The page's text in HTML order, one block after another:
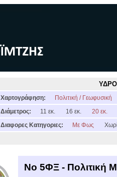
Χαρτογράφηση: Πολιτική / Γεωφυσική
Διάμετρος:
11 εκ. 16 εκ. 20 εκ.
Διαφορες Κατηγοριες:
Με Φως
Νο 5ΦΞ - Πολιτική